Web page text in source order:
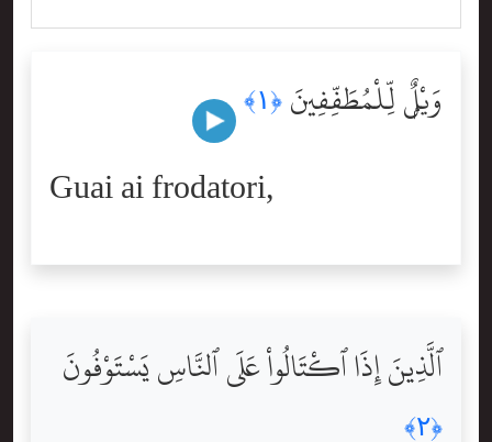
وَيْلٌۭ لِّلْمُطَفِّفِينَ ﴿١﴾
Guai ai frodatori,
ٱلَّذِينَ إِذَا ٱكْتَالُواْ عَلَى ٱلنَّاسِ يَسْتَوْفُونَ
﴿٢﴾